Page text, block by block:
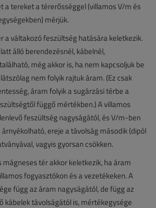
a tereket a térerősséggel (villamos V/m és
mérjük.
a váltakozó feszültség hatására keletkezik.
álló berendezésnél, kábelnél,
még akkor is, ha nem kapcsoljuk be
nem folyik rajtuk áram. (Ez csak
áram folyik a sugárzási térbe a
függő mértékben.) A villamos
feszültség nagyságától, és V/m-ben
ereje a távolság második (dipól
vagyis gyorsan csökken.
tér akkor keletkezik, ha áram
fogyasztókon és a vezetékeken. A
függ az áram nagyságától, de függ az
kábelek távolságától is, mértékegysége